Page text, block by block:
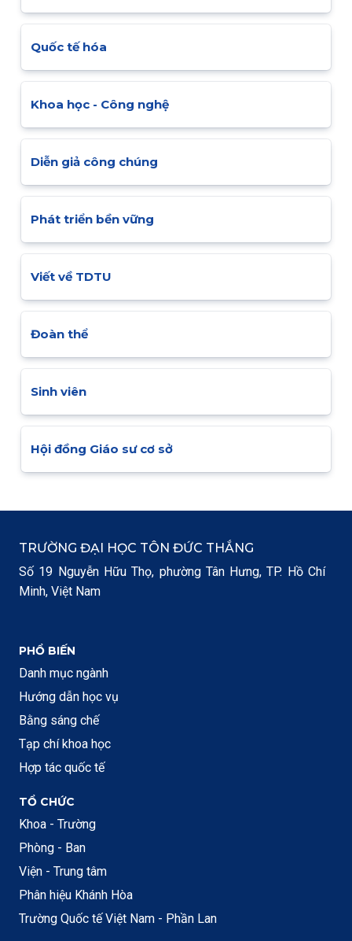
Quốc tế hóa
Khoa học - Công nghệ
Diễn giả công chúng
Phát triển bền vững
Viết về TDTU
Đoàn thể
Sinh viên
Hội đồng Giáo sư cơ sở
TRƯỜNG ĐẠI HỌC TÔN ĐỨC THẮNG
Số 19 Nguyễn Hữu Thọ, phường Tân Hưng, TP. Hồ Chí
Minh, Việt Nam
PHỔ BIẾN
Danh mục ngành
Hướng dẫn học vụ
Bằng sáng chế
Tạp chí khoa học
Hợp tác quốc tế
TỔ CHỨC
Khoa - Trường
Phòng - Ban
Viện - Trung tâm
Phân hiệu Khánh Hòa
Trường Quốc tế Việt Nam - Phần Lan